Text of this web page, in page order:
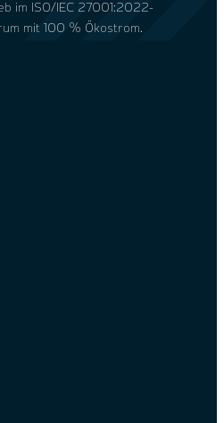
im ISO/IEC 27001:2022-
mit 100 % Ökostrom.